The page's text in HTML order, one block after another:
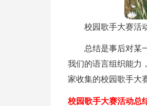
校园歌手大赛活
总结是事后对某
我们的语言组织能力
家收集的校园歌手大
校园歌手大赛活动总